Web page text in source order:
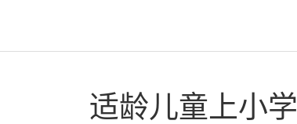
适龄儿童上小学